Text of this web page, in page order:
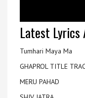
Latest Lyrics
Tumhari Maya Ma
GHAPROL TITLE
MERU PAHAD